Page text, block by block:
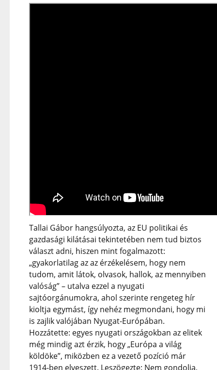
Tallai Gábor hangsúlyozta, az EU politikai és
gazdasági kilátásai tekintetében nem tud biztos
választ adni, hiszen mint fogalmazott:
„gyakorlatilag az az érzékelésem, hogy nem
tudom, amit látok, olvasok, hallok, az mennyiben
valóság” – utalva ezzel a nyugati
sajtóorgánumokra, ahol szerinte rengeteg hír
kioltja egymást, így nehéz megmondani, hogy mi
is zajlik valójában Nyugat-Európában.
Hozzátette: egyes nyugati országokban az elitek
még mindig azt érzik, hogy „Európa a világ
köldöke”, miközben ez a vezető pozíció már
1914-ben elveszett. Leszögezte: Nem gondolja,